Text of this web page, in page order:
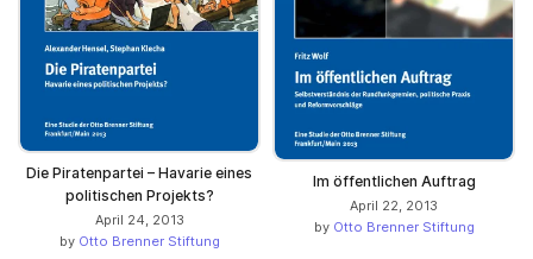
Die Piratenpartei – Havarie eines
politischen Projekts?
April 24, 2013
by Otto Brenner Stiftung
Im öffentlichen Auftrag
April 22, 2013
by Otto Brenner Stiftung